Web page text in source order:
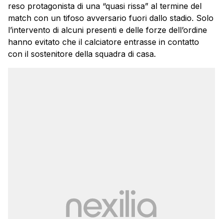
reso protagonista di una “quasi rissa” al termine del
match con un tifoso avversario fuori dallo stadio. Solo
l’intervento di alcuni presenti e delle forze dell’ordine
hanno evitato che il calciatore entrasse in contatto
con il sostenitore della squadra di casa.